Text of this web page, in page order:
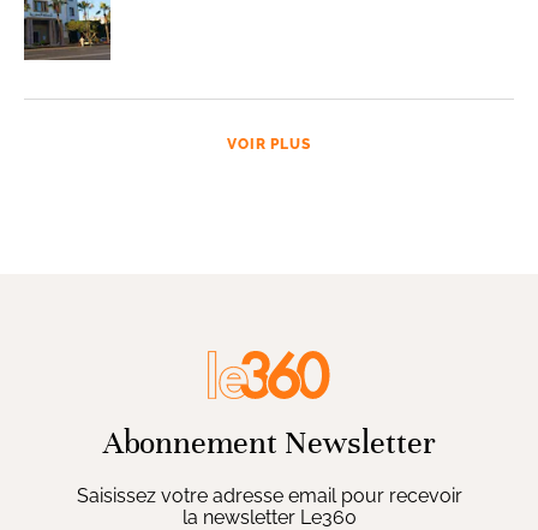
VOIR PLUS
Abonnement Newsletter
Saisissez votre adresse email pour recevoir
la newsletter Le360